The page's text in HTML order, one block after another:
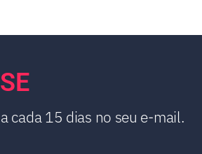
cada 15 dias no seu e-mail.